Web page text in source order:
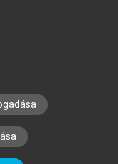
ALAPELVEK